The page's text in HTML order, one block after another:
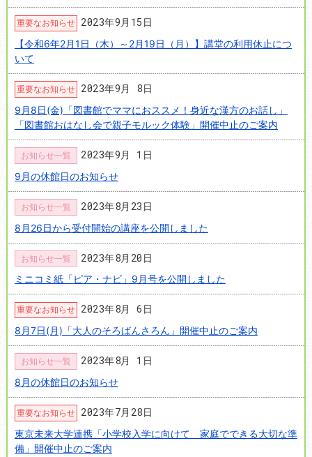
重要なお知らせ 2023年9月15日
【令和6年2月1日（木）～2月19日（月）】講堂の利用休止につ
いて
重要なお知らせ 2023年9月 8日
9月8日(金)「図書館でママにおススメ！身近な漢方のお話し」
「図書館おはなし会で親子モルック体験」開催中止のご案内
お知らせ一覧 2023年9月 1日
9月の休館日のお知らせ
お知らせ一覧 2023年8月23日
8月26日から受付開始の講座を公開しました
お知らせ一覧 2023年8月20日
ミニコミ紙「ピア・ナビ」9月号を公開しました
重要なお知らせ 2023年8月 6日
8月7日(月)「大人のそろばんさろん」開催中止のご案内
お知らせ一覧 2023年8月 1日
8月の休館日のお知らせ
重要なお知らせ 2023年7月28日
東京未来大学連携「小学校入学に向けて 家庭でできる大切な準
備」開催中止のご案内